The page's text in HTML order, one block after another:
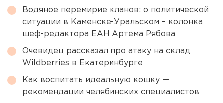
Водяное перемирие кланов: о политической
ситуации в Каменске-Уральском – колонка
шеф-редактора ЕАН Артема Рябова
Очевидец рассказал про атаку на склад
Wildberries в Екатеринбурге
Как воспитать идеальную кошку —
рекомендации челябинских специалистов